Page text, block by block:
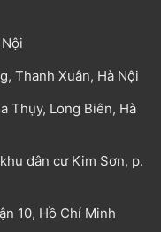
Thanh Xuân, Hà Nội
Thụy, Long Biên, Hà
dân cư Kim Sơn, p.
10, Hồ Chí Minh